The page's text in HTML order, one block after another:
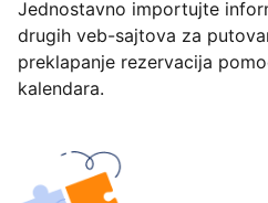
Jednostavno importujte
drugih veb-sajtova za
preklapanje rezervacija
kalendara.